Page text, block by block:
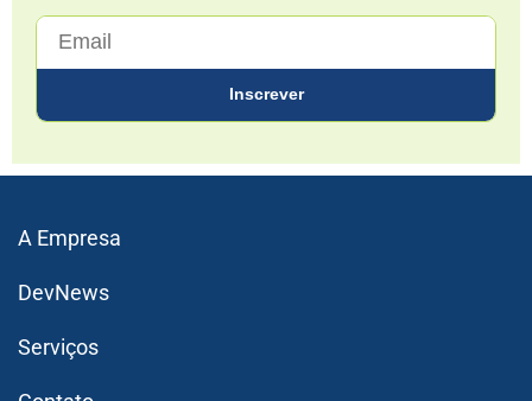
A Empresa
DevNews
Serviços